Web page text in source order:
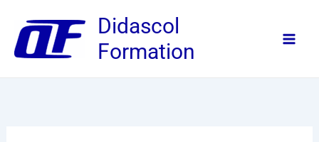
contenu
Didascol
Formation